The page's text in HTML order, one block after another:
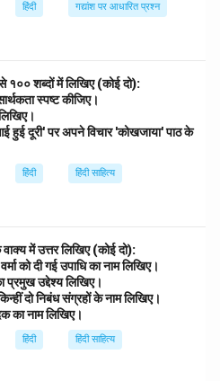
हिंदी गद्यांश पर आधारित प्रश्न
१०० शब्दों में लिखिए (कोई दो):
स्पष्ट कीजिए।
हुई दूरी' पर अपने विचार 'कोखजाया' पाठ के
हिंदी हिंदी साहित्य
में उत्तर लिखिए (कोई दो):
को दी गई उपाधि का नाम लिखिए।
प्रमुख उद्देश्य लिखिए।
दो निबंध संग्रहों के नाम लिखिए।
का नाम लिखिए।
हिंदी हिंदी साहित्य